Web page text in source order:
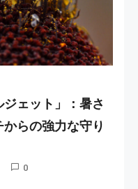
ジェット」：暑さ
らの強力な守り
0